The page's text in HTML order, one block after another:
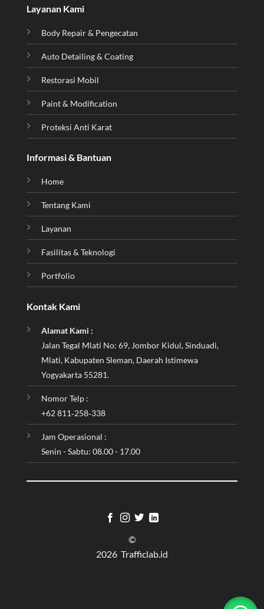
Layanan Kami
Body Repair & Pengecatan
Auto Detailing & Coating
Restorasi Mobil
Paint & Modification
Proteksi Anti Karat
Informasi & Bantuan
Home
Tentang Kami
Layanan
Fasilitas & Teknologi
Portfolio
Kontak Kami
Alamat Kami :
Jalan Tegal Mlati No: 69, Jombor Kidul, Sinduadi,
Mlati, Kabupaten Sleman, Daerah Istimewa
Yogyakarta 55281.
Nomor Telp :
‪+62 811‑258‑338‬
Jam Operasional :
Senin - Sabtu: 08.00 - 17.00
©
2026 Trafficlab.id